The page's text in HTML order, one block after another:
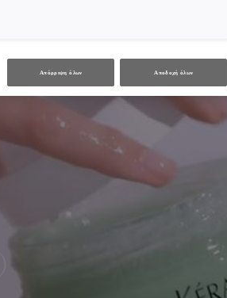
μασάζ στο τριχωτό προσθέτοντας
με μια τελετουργία στα μήκη
Απόρριψη όλων Αποδοχή όλων